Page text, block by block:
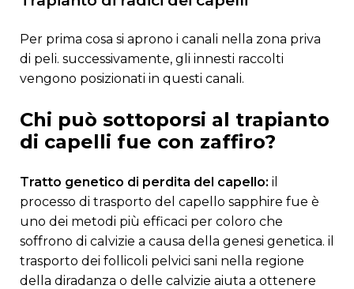
per prima cosa si aprono i canali nella zona priva
di peli. successivamente, gli innesti raccolti
vengono posizionati in questi canali.
chi può sottoporsi al trapianto
di capelli fue con zaffiro?
Tratto genetico di perdita del capello: il
processo di trasporto del capello sapphire fue è
uno dei metodi più efficaci per coloro che
soffrono di calvizie a causa della genesi genetica. il
trasporto dei follicoli pelvici sani nella regione
della diradanza o delle calvizie aiuta a ottenere